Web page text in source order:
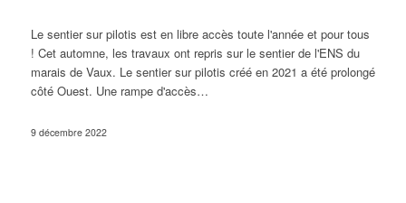
Le sentier sur pilotis est en libre accès toute l'année et pour tous
! Cet automne, les travaux ont repris sur le sentier de l'ENS du
marais de Vaux. Le sentier sur pilotis créé en 2021 a été prolongé
côté Ouest. Une rampe d'accès…
9 décembre 2022